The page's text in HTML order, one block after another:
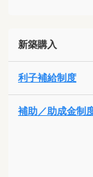
新築購入
利子補給制度
補助／助成金制